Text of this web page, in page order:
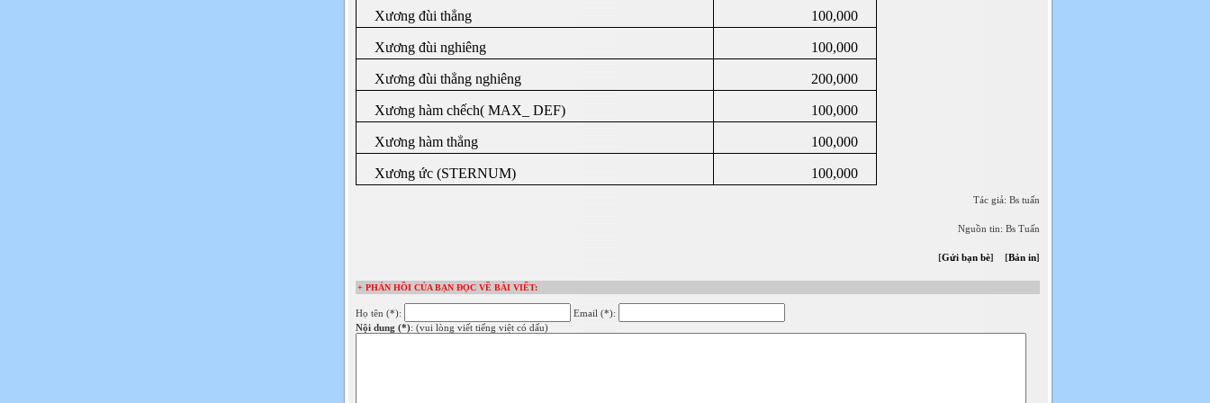
Xương đùi thẳng 100,000
Xương đùi nghiêng 100,000
Xương đùi thẳng nghiêng 200,000
Xương hàm chếch( MAX_ DEF) 100,000
Xương hàm thẳng 100,000
Xương ức (STERNUM) 100,000
Tác giả: Bs tuấn
Nguồn tin: Bs Tuấn
[Gửi bạn bè] [Bản in]
+ PHẢN HỒI CỦA BẠN ĐỌC VỀ BÀI VIẾT:
Họ tên (*):
Email (*):
Nội dung (*): (vui lòng viết tiếng việt có dấu)